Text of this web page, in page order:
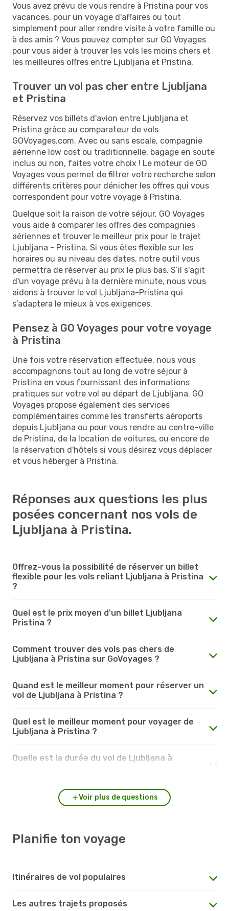
Vous avez prévu de vous rendre à Pristina pour vos
vacances, pour un voyage d'affaires ou tout
simplement pour aller rendre visite à votre famille ou
à des amis ? Vous pouvez compter sur GO Voyages
pour vous aider à trouver les vols les moins chers et
les meilleures offres entre Ljubljana et Pristina.
Trouver un vol pas cher entre Ljubljana
et Pristina
Réservez vos billets d'avion entre Ljubljana et
Pristina grâce au comparateur de vols
GOVoyages.com. Avec ou sans escale, compagnie
aérienne low cost ou traditionnelle, bagage en soute
inclus ou non, faites votre choix ! Le moteur de GO
Voyages vous permet de filtrer votre recherche selon
différents critères pour dénicher les offres qui vous
correspondent pour votre voyage à Pristina.
Quelque soit la raison de votre séjour, GO Voyages
vous aide à comparer les offres des compagnies
aériennes et trouver le meilleur prix pour le trajet
Ljubljana - Pristina. Si vous êtes flexible sur les
horaires ou au niveau des dates, notre outil vous
permettra de réserver au prix le plus bas. S’il s'agit
d'un voyage prévu à la dernière minute, nous vous
aidons à trouver le vol Ljubljana-Pristina qui
s’adaptera le mieux à vos exigences.
Pensez à GO Voyages pour votre voyage
à Pristina
Une fois votre réservation effectuée, nous vous
accompagnons tout au long de votre séjour à
Pristina en vous fournissant des informations
pratiques sur votre vol au départ de Ljubljana. GO
Voyages propose également des services
complémentaires comme les transferts aéroports
depuis Ljubljana ou pour vous rendre au centre-ville
de Pristina, de la location de voitures, ou encore de
la réservation d'hôtels si vous désirez vous déplacer
et vous héberger à Pristina.
Réponses aux questions les plus
posées concernant nos vols de
Ljubljana à Pristina.
Offrez-vous la possibilité de réserver un billet
flexible pour les vols reliant Ljubljana à Pristina
?
Quel est le prix moyen d'un billet Ljubljana
Pristina ?
Comment trouver des vols pas chers de
Ljubljana à Pristina sur GoVoyages ?
Quand est le meilleur moment pour réserver un
vol de Ljubljana à Pristina ?
Quel est le meilleur moment pour voyager de
Ljubljana à Pristina ?
Quelle est la durée du vol de Ljubljana à
Voir plus de questions
Planifie ton voyage
Itinéraires de vol populaires
Les autres trajets proposés